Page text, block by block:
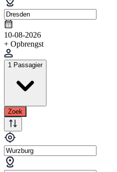
10-08-2026
+ Opbrengst
1 Passagier
Zoek